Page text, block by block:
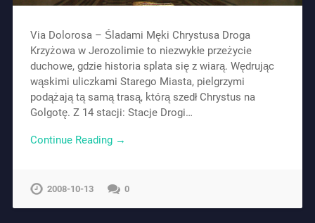
Via Dolorosa – Śladami Męki Chrystusa Droga
Krzyżowa w Jerozolimie to niezwykłe przeżycie
duchowe, gdzie historia splata się z wiarą. Wędrując
wąskimi uliczkami Starego Miasta, pielgrzymi
podążają tą samą trasą, którą szedł Chrystus na
Golgotę. Z 14 stacji: Stacje Drogi…
Continue Reading →
2008-10-13 0